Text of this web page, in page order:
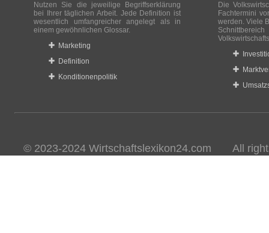
Nutzen Sie die jeweilige Begriffserklärung
bei Ihrer täglichen Arbeit. Jede Definition ist
wesentlich umfangreicher angelegt als in
einem gewöhnlichen Glossar.
Marketing
Definition
Konditionenpolitik
Die
Fachtermini
werden. Viele
© 2023-2024 Wirtschaftslexikon24.com All